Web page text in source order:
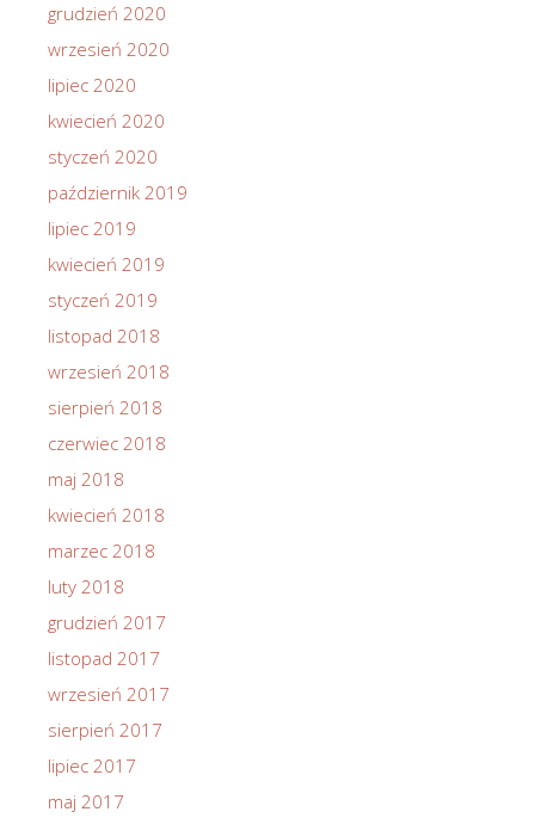
grudzień 2020
wrzesień 2020
lipiec 2020
kwiecień 2020
styczeń 2020
październik 2019
lipiec 2019
kwiecień 2019
styczeń 2019
listopad 2018
wrzesień 2018
sierpień 2018
czerwiec 2018
maj 2018
kwiecień 2018
marzec 2018
luty 2018
grudzień 2017
listopad 2017
wrzesień 2017
sierpień 2017
lipiec 2017
maj 2017